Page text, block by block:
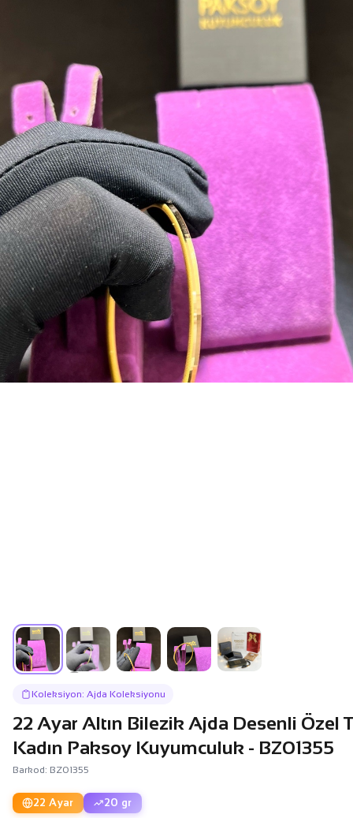
Koleksiyon: Ajda Koleksiyonu
22 Ayar Altın Bilezik Ajda Desenli Özel
Kadın Paksoy Kuyumculuk - BZ01355
Barkod: BZ01355
22 Ayar 20 gr